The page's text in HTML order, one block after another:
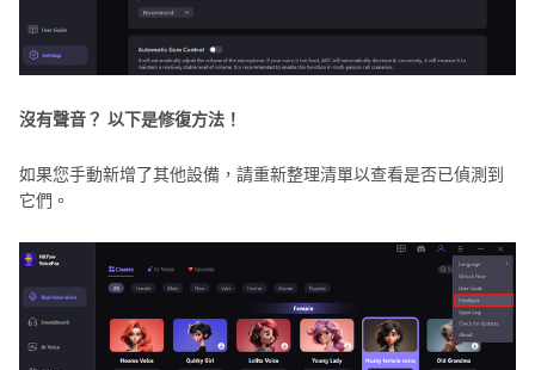
沒有聲音？ 以下是修復方法！
如果您手動新增了其他設備，請重新整理清單以查看是否已偵測到
它們。